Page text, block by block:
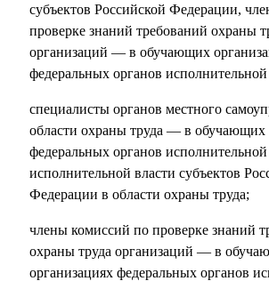
субъектов Российской Федерации,
проверке знаний требований охраны
организаций — в обучающих
федеральных органов исполнительной
специалисты органов местного
области охраны труда — в обучающих
федеральных органов исполнительной
исполнительной власти субъектов
Федерации в области охраны труда;
члены комиссий по проверке знаний
охраны труда организаций — в
организациях федеральных органов